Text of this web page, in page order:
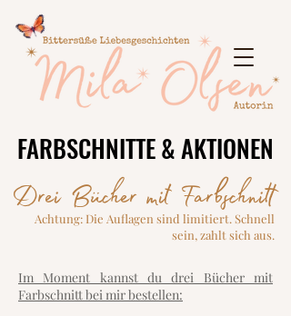
FARBSCHNITTE & AKTIONEN
FARBSCHNITTE & AKTIONEN
Drei Bücher mit Farbschnitt
Achtung: Die Auflagen sind limitiert. Schnell
sein, zahlt sich aus.
Im Moment kannst du drei Bücher mit
Farbschnitt bei mir bestellen: